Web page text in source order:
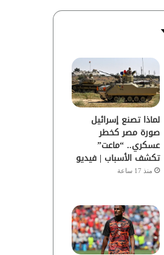
و
ب
ق
ر
ا
م
لماذا تصنع إسرائيل
صورة مصر كخطر
عسكري.. “ماعت”
تكشف الأسباب | فيديو
منذ 17 ساعة